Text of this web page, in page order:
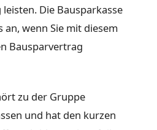
Die Bausparkasse
wenn Sie mit diesem
Bausparvertrag
zu der Gruppe
und hat den kurzen